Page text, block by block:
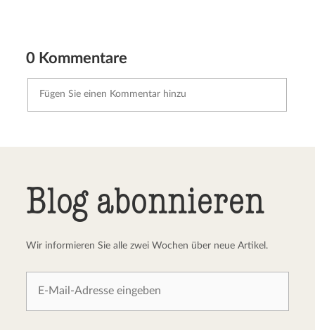
0 Kommentare
Blog abonnieren
Wir informieren Sie alle zwei Wochen über neue Artikel.